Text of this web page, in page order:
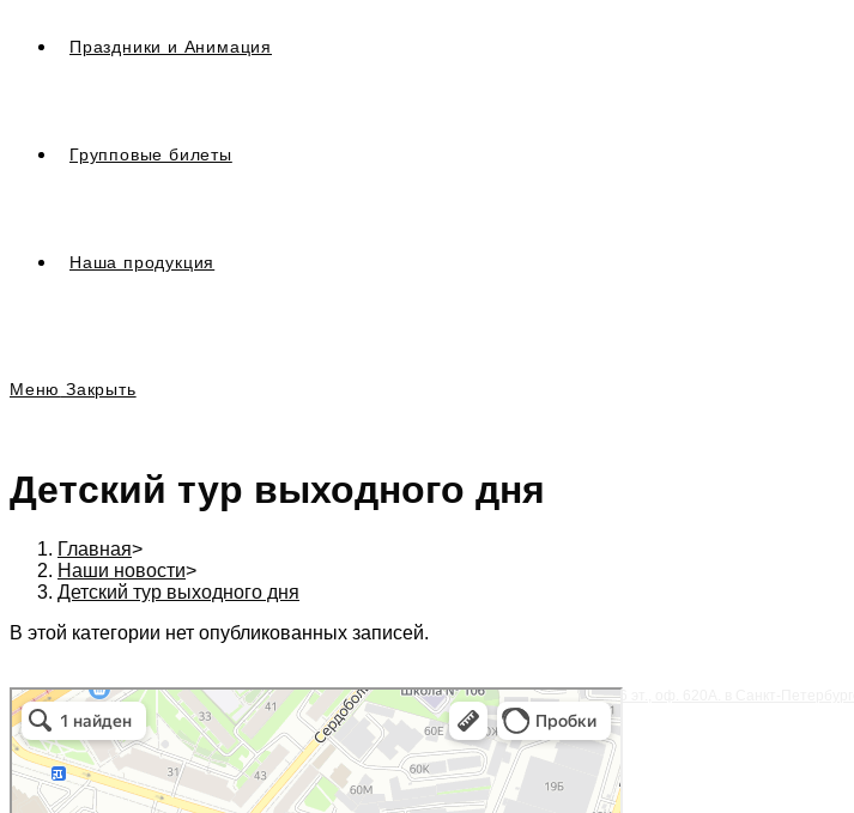
Праздники и Анимация
Групповые билеты
Наша продукция
Меню Закрыть
Детский тур выходного дня
Главная>
Наши новости>
Детский тур выходного дня
В этой категории нет опубликованных записей.
197342, г. Санкт-Петербург, Сердобольская ул., д. 64 к. 1, Бизнес центр «Белый остров», 6 эт., оф. 620А. в Санкт‑Петербурге
Санкт‑Петербург